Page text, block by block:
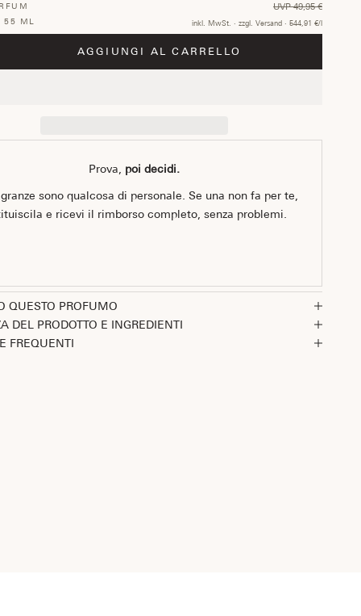
55 ML
UVP 49,95 €
inkl. MwSt. · zzgl. Versand · 544,91 €/l
AGGIUNGI AL CARRELLO
Prova, poi decidi.
sono qualcosa di personale. Se una non fa per te,
e ricevi il rimborso completo, senza problemi.
QUESTO PROFUMO
DEL PRODOTTO E INGREDIENTI
FREQUENTI